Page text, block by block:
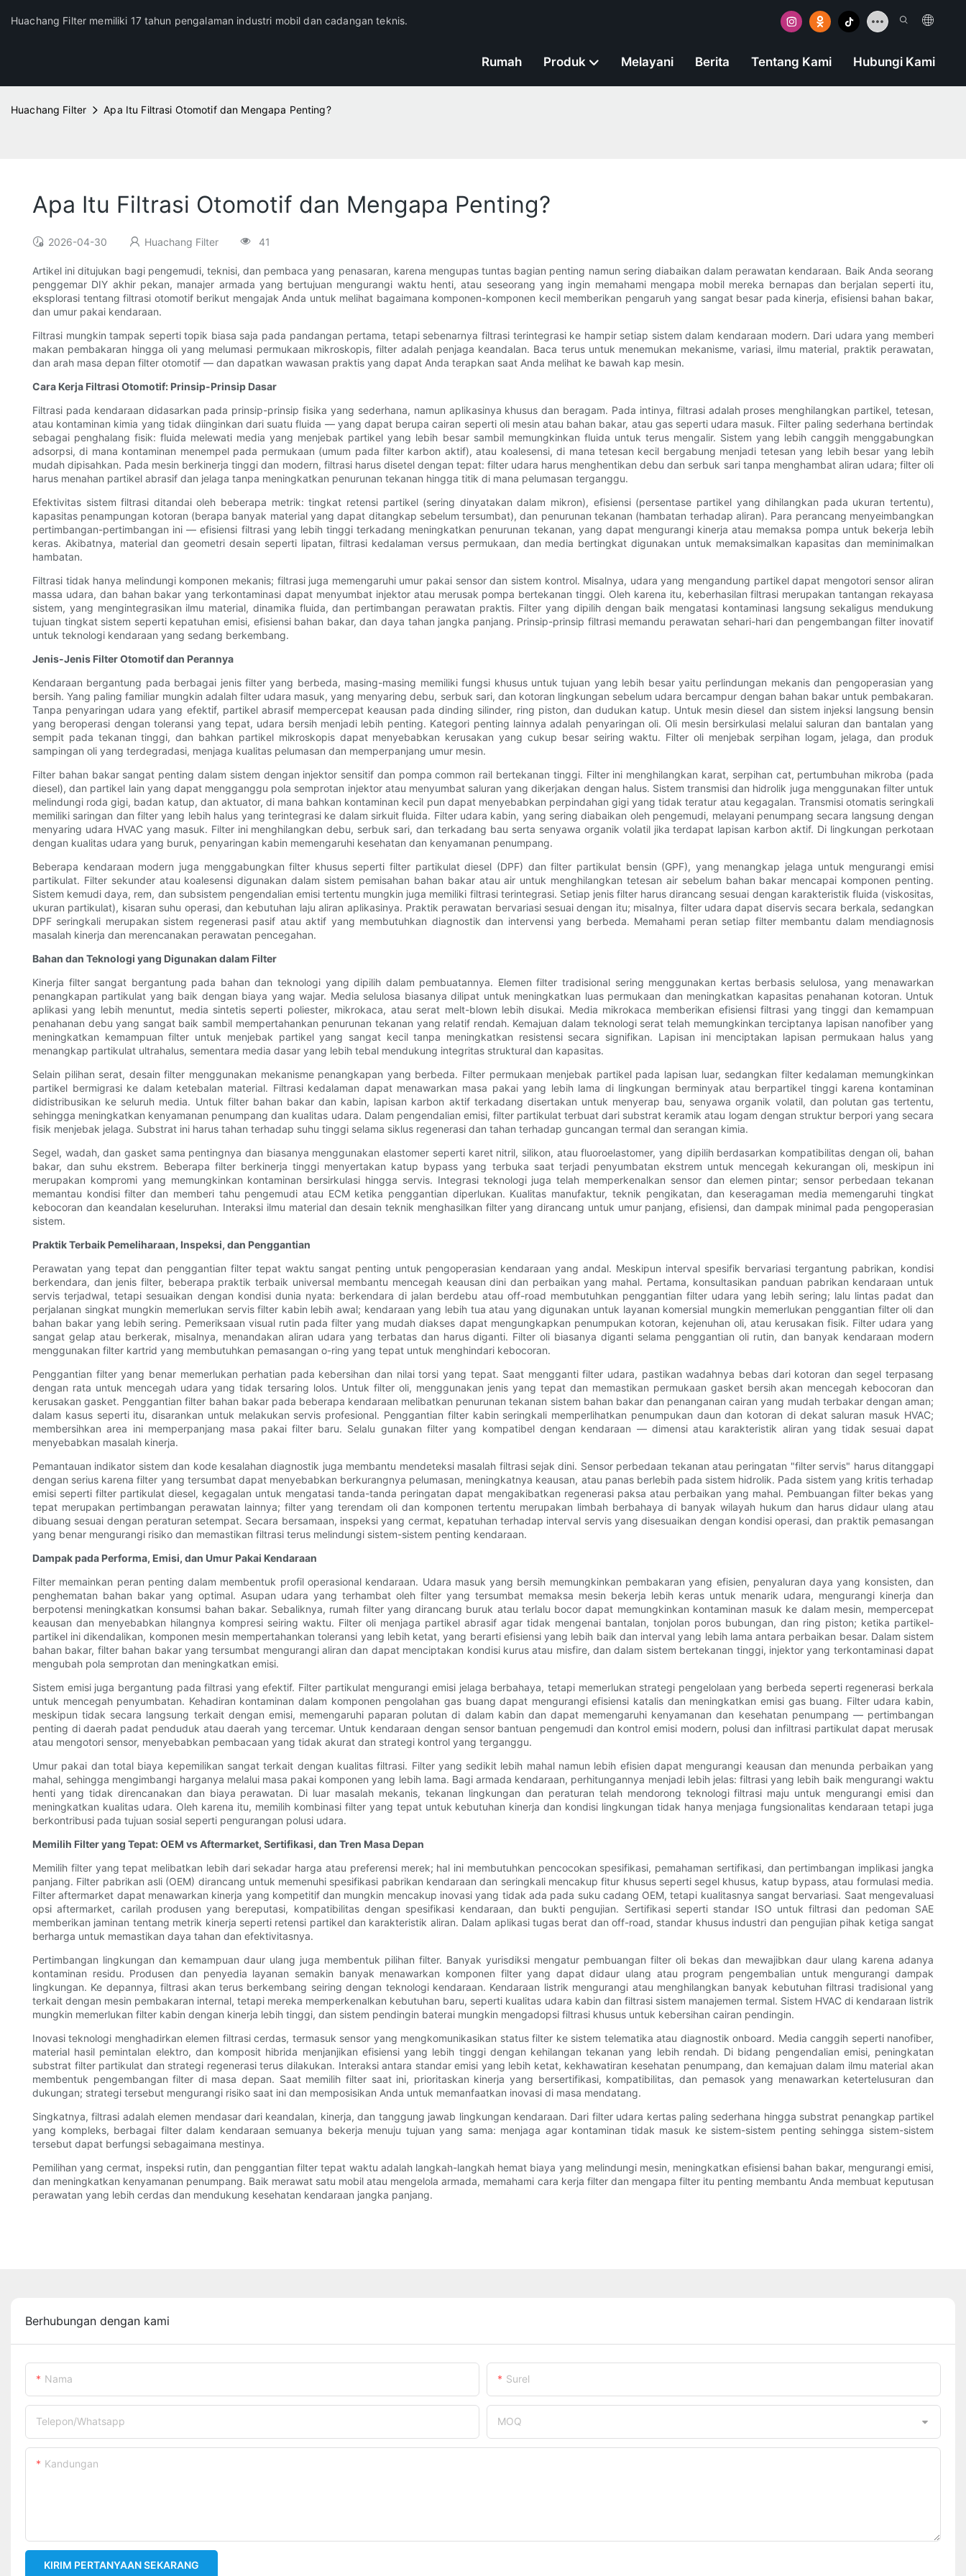
Huachang Filter memiliki 17 tahun pengalaman industri mobil dan cadangan teknis.
Rumah Produk Melayani Berita Tentang Kami Hubungi Kami
Huachang Filter Apa Itu Filtrasi Otomotif dan Mengapa Penting?
Apa Itu Filtrasi Otomotif dan Mengapa Penting?
2026-04-30 Huachang Filter 41
Artikel ini ditujukan bagi pengemudi, teknisi, dan pembaca yang penasaran, karena mengupas tuntas bagian penting namun sering diabaikan dalam perawatan kendaraan. Baik Anda seorang
penggemar DIY akhir pekan, manajer armada yang bertujuan mengurangi waktu henti, atau seseorang yang ingin memahami mengapa mobil mereka bernapas dan berjalan seperti itu,
eksplorasi tentang filtrasi otomotif berikut mengajak Anda untuk melihat bagaimana komponen-komponen kecil memberikan pengaruh yang sangat besar pada kinerja, efisiensi bahan bakar,
dan umur pakai kendaraan.
Filtrasi mungkin tampak seperti topik biasa saja pada pandangan pertama, tetapi sebenarnya filtrasi terintegrasi ke hampir setiap sistem dalam kendaraan modern. Dari udara yang memberi
makan pembakaran hingga oli yang melumasi permukaan mikroskopis, filter adalah penjaga keandalan. Baca terus untuk menemukan mekanisme, variasi, ilmu material, praktik perawatan,
dan arah masa depan filter otomotif — dan dapatkan wawasan praktis yang dapat Anda terapkan saat Anda melihat ke bawah kap mesin.
Cara Kerja Filtrasi Otomotif: Prinsip-Prinsip Dasar
Filtrasi pada kendaraan didasarkan pada prinsip-prinsip fisika yang sederhana, namun aplikasinya khusus dan beragam. Pada intinya, filtrasi adalah proses menghilangkan partikel, tetesan,
atau kontaminan kimia yang tidak diinginkan dari suatu fluida — yang dapat berupa cairan seperti oli mesin atau bahan bakar, atau gas seperti udara masuk. Filter paling sederhana bertindak
sebagai penghalang fisik: fluida melewati media yang menjebak partikel yang lebih besar sambil memungkinkan fluida untuk terus mengalir. Sistem yang lebih canggih menggabungkan
adsorpsi, di mana kontaminan menempel pada permukaan (umum pada filter karbon aktif), atau koalesensi, di mana tetesan kecil bergabung menjadi tetesan yang lebih besar yang lebih
mudah dipisahkan. Pada mesin berkinerja tinggi dan modern, filtrasi harus disetel dengan tepat: filter udara harus menghentikan debu dan serbuk sari tanpa menghambat aliran udara; filter oli
harus menahan partikel abrasif dan jelaga tanpa meningkatkan penurunan tekanan hingga titik di mana pelumasan terganggu.
Efektivitas sistem filtrasi ditandai oleh beberapa metrik: tingkat retensi partikel (sering dinyatakan dalam mikron), efisiensi (persentase partikel yang dihilangkan pada ukuran tertentu),
kapasitas penampungan kotoran (berapa banyak material yang dapat ditangkap sebelum tersumbat), dan penurunan tekanan (hambatan terhadap aliran). Para perancang menyeimbangkan
pertimbangan-pertimbangan ini — efisiensi filtrasi yang lebih tinggi terkadang meningkatkan penurunan tekanan, yang dapat mengurangi kinerja atau memaksa pompa untuk bekerja lebih
keras. Akibatnya, material dan geometri desain seperti lipatan, filtrasi kedalaman versus permukaan, dan media bertingkat digunakan untuk memaksimalkan kapasitas dan meminimalkan
hambatan.
Filtrasi tidak hanya melindungi komponen mekanis; filtrasi juga memengaruhi umur pakai sensor dan sistem kontrol. Misalnya, udara yang mengandung partikel dapat mengotori sensor aliran
massa udara, dan bahan bakar yang terkontaminasi dapat menyumbat injektor atau merusak pompa bertekanan tinggi. Oleh karena itu, keberhasilan filtrasi merupakan tantangan rekayasa
sistem, yang mengintegrasikan ilmu material, dinamika fluida, dan pertimbangan perawatan praktis. Filter yang dipilih dengan baik mengatasi kontaminasi langsung sekaligus mendukung
tujuan tingkat sistem seperti kepatuhan emisi, efisiensi bahan bakar, dan daya tahan jangka panjang. Prinsip-prinsip filtrasi memandu perawatan sehari-hari dan pengembangan filter inovatif
untuk teknologi kendaraan yang sedang berkembang.
Jenis-Jenis Filter Otomotif dan Perannya
Kendaraan bergantung pada berbagai jenis filter yang berbeda, masing-masing memiliki fungsi khusus untuk tujuan yang lebih besar yaitu perlindungan mekanis dan pengoperasian yang
bersih. Yang paling familiar mungkin adalah filter udara masuk, yang menyaring debu, serbuk sari, dan kotoran lingkungan sebelum udara bercampur dengan bahan bakar untuk pembakaran.
Tanpa penyaringan udara yang efektif, partikel abrasif mempercepat keausan pada dinding silinder, ring piston, dan dudukan katup. Untuk mesin diesel dan sistem injeksi langsung bensin
yang beroperasi dengan toleransi yang tepat, udara bersih menjadi lebih penting. Kategori penting lainnya adalah penyaringan oli. Oli mesin bersirkulasi melalui saluran dan bantalan yang
sempit pada tekanan tinggi, dan bahkan partikel mikroskopis dapat menyebabkan kerusakan yang cukup besar seiring waktu. Filter oli menjebak serpihan logam, jelaga, dan produk
sampingan oli yang terdegradasi, menjaga kualitas pelumasan dan memperpanjang umur mesin.
Filter bahan bakar sangat penting dalam sistem dengan injektor sensitif dan pompa common rail bertekanan tinggi. Filter ini menghilangkan karat, serpihan cat, pertumbuhan mikroba (pada
diesel), dan partikel lain yang dapat mengganggu pola semprotan injektor atau menyumbat saluran yang dikerjakan dengan halus. Sistem transmisi dan hidrolik juga menggunakan filter untuk
melindungi roda gigi, badan katup, dan aktuator, di mana bahkan kontaminan kecil pun dapat menyebabkan perpindahan gigi yang tidak teratur atau kegagalan. Transmisi otomatis seringkali
memiliki saringan dan filter yang lebih halus yang terintegrasi ke dalam sirkuit fluida. Filter udara kabin, yang sering diabaikan oleh pengemudi, melayani penumpang secara langsung dengan
menyaring udara HVAC yang masuk. Filter ini menghilangkan debu, serbuk sari, dan terkadang bau serta senyawa organik volatil jika terdapat lapisan karbon aktif. Di lingkungan perkotaan
dengan kualitas udara yang buruk, penyaringan kabin memengaruhi kesehatan dan kenyamanan penumpang.
Beberapa kendaraan modern juga menggabungkan filter khusus seperti filter partikulat diesel (DPF) dan filter partikulat bensin (GPF), yang menangkap jelaga untuk mengurangi emisi
partikulat. Filter sekunder atau koalesensi digunakan dalam sistem pemisahan bahan bakar atau air untuk menghilangkan tetesan air sebelum bahan bakar mencapai komponen penting.
Sistem kemudi daya, rem, dan subsistem pengendalian emisi tertentu mungkin juga memiliki filtrasi terintegrasi. Setiap jenis filter harus dirancang sesuai dengan karakteristik fluida (viskositas,
ukuran partikulat), kisaran suhu operasi, dan kebutuhan laju aliran aplikasinya. Praktik perawatan bervariasi sesuai dengan itu; misalnya, filter udara dapat diservis secara berkala, sedangkan
DPF seringkali merupakan sistem regenerasi pasif atau aktif yang membutuhkan diagnostik dan intervensi yang berbeda. Memahami peran setiap filter membantu dalam mendiagnosis
masalah kinerja dan merencanakan perawatan pencegahan.
Bahan dan Teknologi yang Digunakan dalam Filter
Kinerja filter sangat bergantung pada bahan dan teknologi yang dipilih dalam pembuatannya. Elemen filter tradisional sering menggunakan kertas berbasis selulosa, yang menawarkan
penangkapan partikulat yang baik dengan biaya yang wajar. Media selulosa biasanya dilipat untuk meningkatkan luas permukaan dan meningkatkan kapasitas penahanan kotoran. Untuk
aplikasi yang lebih menuntut, media sintetis seperti poliester, mikrokaca, atau serat melt-blown lebih disukai. Media mikrokaca memberikan efisiensi filtrasi yang tinggi dan kemampuan
penahanan debu yang sangat baik sambil mempertahankan penurunan tekanan yang relatif rendah. Kemajuan dalam teknologi serat telah memungkinkan terciptanya lapisan nanofiber yang
meningkatkan kemampuan filter untuk menjebak partikel yang sangat kecil tanpa meningkatkan resistensi secara signifikan. Lapisan ini menciptakan lapisan permukaan halus yang
menangkap partikulat ultrahalus, sementara media dasar yang lebih tebal mendukung integritas struktural dan kapasitas.
Selain pilihan serat, desain filter menggunakan mekanisme penangkapan yang berbeda. Filter permukaan menjebak partikel pada lapisan luar, sedangkan filter kedalaman memungkinkan
partikel bermigrasi ke dalam ketebalan material. Filtrasi kedalaman dapat menawarkan masa pakai yang lebih lama di lingkungan berminyak atau berpartikel tinggi karena kontaminan
didistribusikan ke seluruh media. Untuk filter bahan bakar dan kabin, lapisan karbon aktif terkadang disertakan untuk menyerap bau, senyawa organik volatil, dan polutan gas tertentu,
sehingga meningkatkan kenyamanan penumpang dan kualitas udara. Dalam pengendalian emisi, filter partikulat terbuat dari substrat keramik atau logam dengan struktur berpori yang secara
fisik menjebak jelaga. Substrat ini harus tahan terhadap suhu tinggi selama siklus regenerasi dan tahan terhadap guncangan termal dan serangan kimia.
Segel, wadah, dan gasket sama pentingnya dan biasanya menggunakan elastomer seperti karet nitril, silikon, atau fluoroelastomer, yang dipilih berdasarkan kompatibilitas dengan oli, bahan
bakar, dan suhu ekstrem. Beberapa filter berkinerja tinggi menyertakan katup bypass yang terbuka saat terjadi penyumbatan ekstrem untuk mencegah kekurangan oli, meskipun ini
merupakan kompromi yang memungkinkan kontaminan bersirkulasi hingga servis. Integrasi teknologi juga telah memperkenalkan sensor dan elemen pintar; sensor perbedaan tekanan
memantau kondisi filter dan memberi tahu pengemudi atau ECM ketika penggantian diperlukan. Kualitas manufaktur, teknik pengikatan, dan keseragaman media memengaruhi tingkat
kebocoran dan keandalan keseluruhan. Interaksi ilmu material dan desain teknik menghasilkan filter yang dirancang untuk umur panjang, efisiensi, dan dampak minimal pada pengoperasian
sistem.
Praktik Terbaik Pemeliharaan, Inspeksi, dan Penggantian
Perawatan yang tepat dan penggantian filter tepat waktu sangat penting untuk pengoperasian kendaraan yang andal. Meskipun interval spesifik bervariasi tergantung pabrikan, kondisi
berkendara, dan jenis filter, beberapa praktik terbaik universal membantu mencegah keausan dini dan perbaikan yang mahal. Pertama, konsultasikan panduan pabrikan kendaraan untuk
servis terjadwal, tetapi sesuaikan dengan kondisi dunia nyata: berkendara di jalan berdebu atau off-road membutuhkan penggantian filter udara yang lebih sering; lalu lintas padat dan
perjalanan singkat mungkin memerlukan servis filter kabin lebih awal; kendaraan yang lebih tua atau yang digunakan untuk layanan komersial mungkin memerlukan penggantian filter oli dan
bahan bakar yang lebih sering. Pemeriksaan visual rutin pada filter yang mudah diakses dapat mengungkapkan penumpukan kotoran, kejenuhan oli, atau kerusakan fisik. Filter udara yang
sangat gelap atau berkerak, misalnya, menandakan aliran udara yang terbatas dan harus diganti. Filter oli biasanya diganti selama penggantian oli rutin, dan banyak kendaraan modern
menggunakan filter kartrid yang membutuhkan pemasangan o-ring yang tepat untuk menghindari kebocoran.
Penggantian filter yang benar memerlukan perhatian pada kebersihan dan nilai torsi yang tepat. Saat mengganti filter udara, pastikan wadahnya bebas dari kotoran dan segel terpasang
dengan rata untuk mencegah udara yang tidak tersaring lolos. Untuk filter oli, menggunakan jenis yang tepat dan memastikan permukaan gasket bersih akan mencegah kebocoran dan
kerusakan gasket. Penggantian filter bahan bakar pada beberapa kendaraan melibatkan penurunan tekanan sistem bahan bakar dan penanganan cairan yang mudah terbakar dengan aman;
dalam kasus seperti itu, disarankan untuk melakukan servis profesional. Penggantian filter kabin seringkali memperlihatkan penumpukan daun dan kotoran di dekat saluran masuk HVAC;
membersihkan area ini memperpanjang masa pakai filter baru. Selalu gunakan filter yang kompatibel dengan kendaraan — dimensi atau karakteristik aliran yang tidak sesuai dapat
menyebabkan masalah kinerja.
Pemantauan indikator sistem dan kode kesalahan diagnostik juga membantu mendeteksi masalah filtrasi sejak dini. Sensor perbedaan tekanan atau peringatan "filter servis" harus ditanggapi
dengan serius karena filter yang tersumbat dapat menyebabkan berkurangnya pelumasan, meningkatnya keausan, atau panas berlebih pada sistem hidrolik. Pada sistem yang kritis terhadap
emisi seperti filter partikulat diesel, kegagalan untuk mengatasi tanda-tanda peringatan dapat mengakibatkan regenerasi paksa atau perbaikan yang mahal. Pembuangan filter bekas yang
tepat merupakan pertimbangan perawatan lainnya; filter yang terendam oli dan komponen tertentu merupakan limbah berbahaya di banyak wilayah hukum dan harus didaur ulang atau
dibuang sesuai dengan peraturan setempat. Secara bersamaan, inspeksi yang cermat, kepatuhan terhadap interval servis yang disesuaikan dengan kondisi operasi, dan praktik pemasangan
yang benar mengurangi risiko dan memastikan filtrasi terus melindungi sistem-sistem penting kendaraan.
Dampak pada Performa, Emisi, dan Umur Pakai Kendaraan
Filter memainkan peran penting dalam membentuk profil operasional kendaraan. Udara masuk yang bersih memungkinkan pembakaran yang efisien, penyaluran daya yang konsisten, dan
penghematan bahan bakar yang optimal. Asupan udara yang terhambat oleh filter yang tersumbat memaksa mesin bekerja lebih keras untuk menarik udara, mengurangi kinerja dan
berpotensi meningkatkan konsumsi bahan bakar. Sebaliknya, rumah filter yang dirancang buruk atau terlalu bocor dapat memungkinkan kontaminan masuk ke dalam mesin, mempercepat
keausan dan menyebabkan hilangnya kompresi seiring waktu. Filter oli menjaga partikel abrasif agar tidak mengenai bantalan, tonjolan poros bubungan, dan ring piston; ketika partikel-
partikel ini dikendalikan, komponen mesin mempertahankan toleransi yang lebih ketat, yang berarti efisiensi yang lebih baik dan interval yang lebih lama antara perbaikan besar. Dalam sistem
bahan bakar, filter bahan bakar yang tersumbat mengurangi aliran dan dapat menciptakan kondisi kurus atau misfire, dan dalam sistem bertekanan tinggi, injektor yang terkontaminasi dapat
mengubah pola semprotan dan meningkatkan emisi.
Sistem emisi juga bergantung pada filtrasi yang efektif. Filter partikulat mengurangi emisi jelaga berbahaya, tetapi memerlukan strategi pengelolaan yang berbeda seperti regenerasi berkala
untuk mencegah penyumbatan. Kehadiran kontaminan dalam komponen pengolahan gas buang dapat mengurangi efisiensi katalis dan meningkatkan emisi gas buang. Filter udara kabin,
meskipun tidak secara langsung terkait dengan emisi, memengaruhi paparan polutan di dalam kabin dan dapat memengaruhi kenyamanan dan kesehatan penumpang — pertimbangan
penting di daerah padat penduduk atau daerah yang tercemar. Untuk kendaraan dengan sensor bantuan pengemudi dan kontrol emisi modern, polusi dan infiltrasi partikulat dapat merusak
atau mengotori sensor, menyebabkan pembacaan yang tidak akurat dan strategi kontrol yang terganggu.
Umur pakai dan total biaya kepemilikan sangat terkait dengan kualitas filtrasi. Filter yang sedikit lebih mahal namun lebih efisien dapat mengurangi keausan dan menunda perbaikan yang
mahal, sehingga mengimbangi harganya melalui masa pakai komponen yang lebih lama. Bagi armada kendaraan, perhitungannya menjadi lebih jelas: filtrasi yang lebih baik mengurangi waktu
henti yang tidak direncanakan dan biaya perawatan. Di luar masalah mekanis, tekanan lingkungan dan peraturan telah mendorong teknologi filtrasi maju untuk mengurangi emisi dan
meningkatkan kualitas udara. Oleh karena itu, memilih kombinasi filter yang tepat untuk kebutuhan kinerja dan kondisi lingkungan tidak hanya menjaga fungsionalitas kendaraan tetapi juga
berkontribusi pada tujuan sosial seperti pengurangan polusi udara.
Memilih Filter yang Tepat: OEM vs Aftermarket, Sertifikasi, dan Tren Masa Depan
Memilih filter yang tepat melibatkan lebih dari sekadar harga atau preferensi merek; hal ini membutuhkan pencocokan spesifikasi, pemahaman sertifikasi, dan pertimbangan implikasi jangka
panjang. Filter pabrikan asli (OEM) dirancang untuk memenuhi spesifikasi pabrikan kendaraan dan seringkali mencakup fitur khusus seperti segel khusus, katup bypass, atau formulasi media.
Filter aftermarket dapat menawarkan kinerja yang kompetitif dan mungkin mencakup inovasi yang tidak ada pada suku cadang OEM, tetapi kualitasnya sangat bervariasi. Saat mengevaluasi
opsi aftermarket, carilah produsen yang bereputasi, kompatibilitas dengan spesifikasi kendaraan, dan bukti pengujian. Sertifikasi seperti standar ISO untuk filtrasi dan pedoman SAE
memberikan jaminan tentang metrik kinerja seperti retensi partikel dan karakteristik aliran. Dalam aplikasi tugas berat dan off-road, standar khusus industri dan pengujian pihak ketiga sangat
berharga untuk memastikan daya tahan dan efektivitasnya.
Pertimbangan lingkungan dan kemampuan daur ulang juga membentuk pilihan filter. Banyak yurisdiksi mengatur pembuangan filter oli bekas dan mewajibkan daur ulang karena adanya
kontaminan residu. Produsen dan penyedia layanan semakin banyak menawarkan komponen filter yang dapat didaur ulang atau program pengembalian untuk mengurangi dampak
lingkungan. Ke depannya, filtrasi akan terus berkembang seiring dengan teknologi kendaraan. Kendaraan listrik mengurangi atau menghilangkan banyak kebutuhan filtrasi tradisional yang
terkait dengan mesin pembakaran internal, tetapi mereka memperkenalkan kebutuhan baru, seperti kualitas udara kabin dan filtrasi sistem manajemen termal. Sistem HVAC di kendaraan listrik
mungkin memerlukan filter kabin dengan kinerja lebih tinggi, dan sistem pendingin baterai mungkin mengadopsi filtrasi khusus untuk kebersihan cairan pendingin.
Inovasi teknologi menghadirkan elemen filtrasi cerdas, termasuk sensor yang mengkomunikasikan status filter ke sistem telematika atau diagnostik onboard. Media canggih seperti nanofiber,
material hasil pemintalan elektro, dan komposit hibrida menjanjikan efisiensi yang lebih tinggi dengan kehilangan tekanan yang lebih rendah. Di bidang pengendalian emisi, peningkatan
substrat filter partikulat dan strategi regenerasi terus dilakukan. Interaksi antara standar emisi yang lebih ketat, kekhawatiran kesehatan penumpang, dan kemajuan dalam ilmu material akan
membentuk pengembangan filter di masa depan. Saat memilih filter saat ini, prioritaskan kinerja yang bersertifikasi, kompatibilitas, dan pemasok yang menawarkan ketertelusuran dan
dukungan; strategi tersebut mengurangi risiko saat ini dan memposisikan Anda untuk memanfaatkan inovasi di masa mendatang.
Singkatnya, filtrasi adalah elemen mendasar dari keandalan, kinerja, dan tanggung jawab lingkungan kendaraan. Dari filter udara kertas paling sederhana hingga substrat penangkap partikel
yang kompleks, berbagai filter dalam kendaraan semuanya bekerja menuju tujuan yang sama: menjaga agar kontaminan tidak masuk ke sistem-sistem penting sehingga sistem-sistem
tersebut dapat berfungsi sebagaimana mestinya.
Pemilihan yang cermat, inspeksi rutin, dan penggantian filter tepat waktu adalah langkah-langkah hemat biaya yang melindungi mesin, meningkatkan efisiensi bahan bakar, mengurangi emisi,
dan meningkatkan kenyamanan penumpang. Baik merawat satu mobil atau mengelola armada, memahami cara kerja filter dan mengapa filter itu penting membantu Anda membuat keputusan
perawatan yang lebih cerdas dan mendukung kesehatan kendaraan jangka panjang.
Berhubungan dengan kami
Nama Surel
Telepon/whatsapp MOQ
Kandungan
KIRIM PERTANYAAN SEKARANG